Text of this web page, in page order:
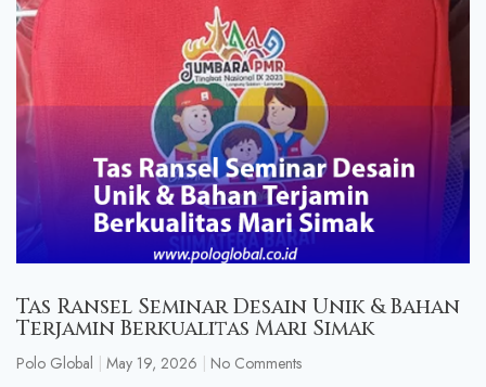
Tas Ransel Seminar Desain Unik & Bahan
Terjamin Berkualitas Mari Simak
Polo Global May 19, 2026
No Comments